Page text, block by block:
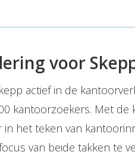
voor
actief in de
kantoorzoekers. Met
in het teken van
van beide takken te